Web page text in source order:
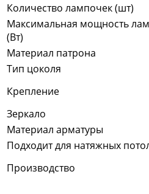
Количество лампочек (шт)
Максимальная мощность
(Вт)
Материал патрона
Тип цоколя
Крепление
Зеркало
Материал арматуры
Подходит для натяжных
Производство